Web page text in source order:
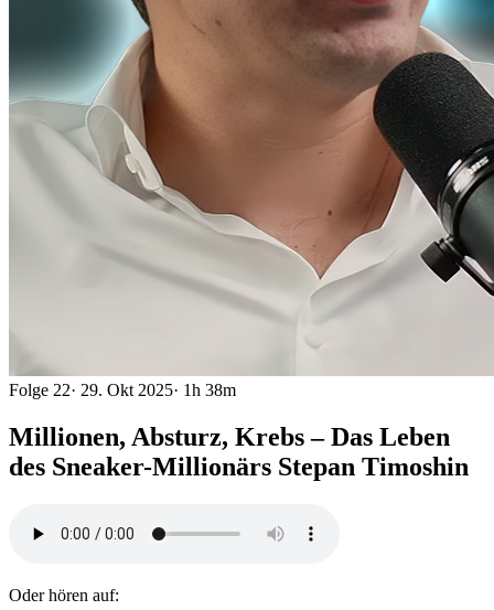
Folge 22· 29. Okt 2025· 1h 38m
Millionen, Absturz, Krebs – Das Leben
des Sneaker-Millionärs Stepan Timoshin
Oder hören auf: